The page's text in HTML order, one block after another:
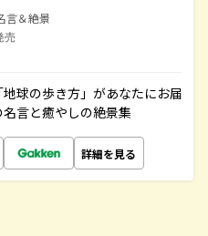
言＆絶景
売
球の歩き方」があなたにお届
言と癒やしの絶景集
詳細を見る